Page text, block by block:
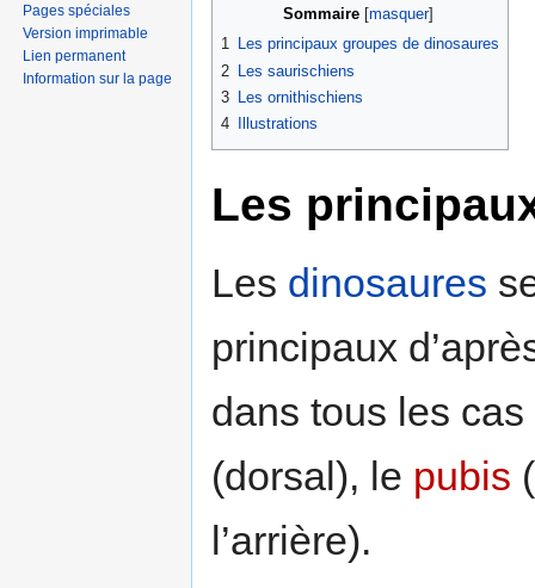
Sommaire[ masquer]
1 Les principaux groupes de dinosaures
2
Les saurischiens
3 Les ornithischiens
4
Illustrations
Les
Les dinosaures
principaux
dans tous les cas
(dorsal), le pubis
l’arrière).
Pages spéciales
Version imprimable
Lien permanent
Information sur la page